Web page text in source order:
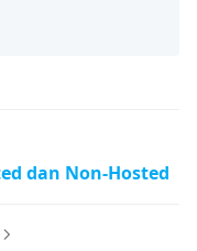
dan Non-Hosted